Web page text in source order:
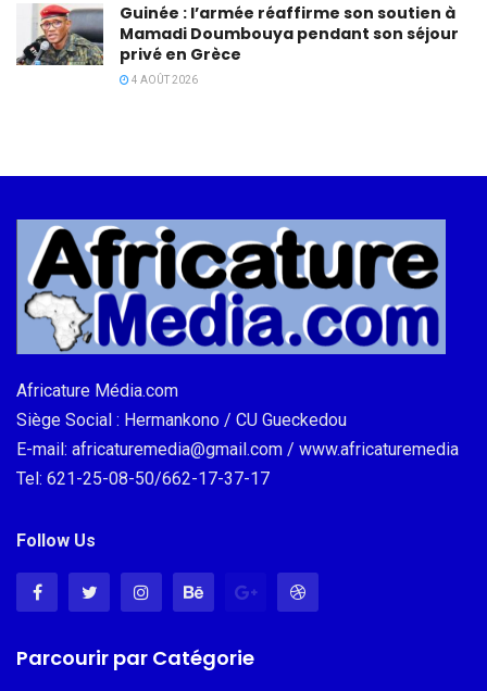
Guinée : l’armée réaffirme son soutien à
Mamadi Doumbouya pendant son séjour
privé en Grèce
4 AOÛT 2026
Africature Média.com
Siège Social : Hermankono / CU Gueckedou
E-mail: africaturemedia@gmail.com / www.africaturemedia
Tel: 621-25-08-50/662-17-37-17
Follow Us
Parcourir par Catégorie